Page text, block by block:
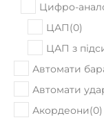
Цифро-
ЦАП(0)
ЦАП з
Автомати
Автомати
Акордеони(0)